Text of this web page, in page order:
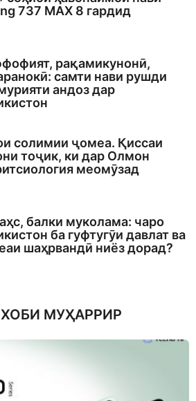
737 MAX 8 гардид
рақамикунонӣ,
самти нави рушди
андоз дар
солимии ҷомеа. Қиссаи
тоҷик, ки дар Олмон
меомӯзад
балки муколама: чаро
ба гуфтугӯи давлат ва
шаҳрвандӣ ниёз дорад?
МУҲАРРИР